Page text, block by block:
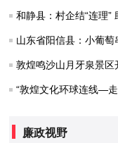
和静县：村企结“连理”
山东省阳信县：小葡
敦煌鸣沙山月牙泉景区
“敦煌文化环球连线—走
廉政视野